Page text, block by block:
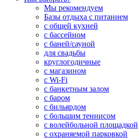
Мы рекомендуем
Базы отдыха с питанием
с общей кухней
с бассейном
с баней/сауной
для свадьбы
круглогодичные
с магазином
с Wi-Fi
с банкетным залом
с баром
с бильярдом
с большим теннисом
с волейбольной площадкой
с охраняемой парковкой